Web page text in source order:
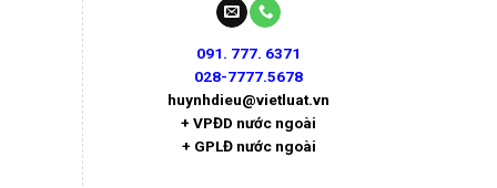
091. 777. 6371
028-7777.5678
huynhdieu@vietluat.vn
+ VPĐD nước ngoài
+ GPLĐ nước ngoài